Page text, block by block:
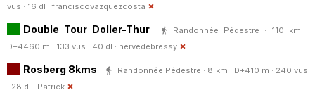
vus · 16 dl · franciscovazquezcosta
Double Tour Doller-Thur
Randonnée Pédestre · 110 km ·
D+4460 m · 133 vus · 40 dl · hervedebressy
Rosberg 8kms
Randonnée Pédestre · 8 km · D+410 m · 240 vus
· 28 dl · Patrick